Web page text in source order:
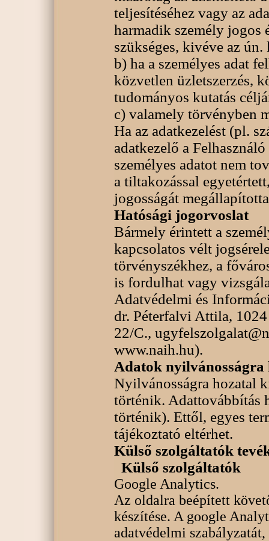
teljesítéséhez vagy az
harmadik személy jogos
szükséges, kivéve az ún.
b) ha a személyes adat
közvetlen üzletszerzés,
tudományos kutatás
c) valamely törvényben
Ha az adatkezelést (pl.
adatkezelő a
személyes adatot nem
a tiltakozással
jogosságát
Hatósági jogorvoslat
Bármely érintett a
kapcsolatos vélt
törvényszékhez, a
is fordulhat vagy
Adatvédelmi és
dr. Péterfalvi Attila,
22/C.,
www.naih.hu).
Adatok
Nyilvánosságra hozatal
történik. Adattovábbítás
történik). Ettől, egyes
tájékoztató eltérhet.
Külső szolgáltatók
Külső szolgáltatók
Google Analytics.
Az oldalra beépített
készítése. A google
adatvédelmi